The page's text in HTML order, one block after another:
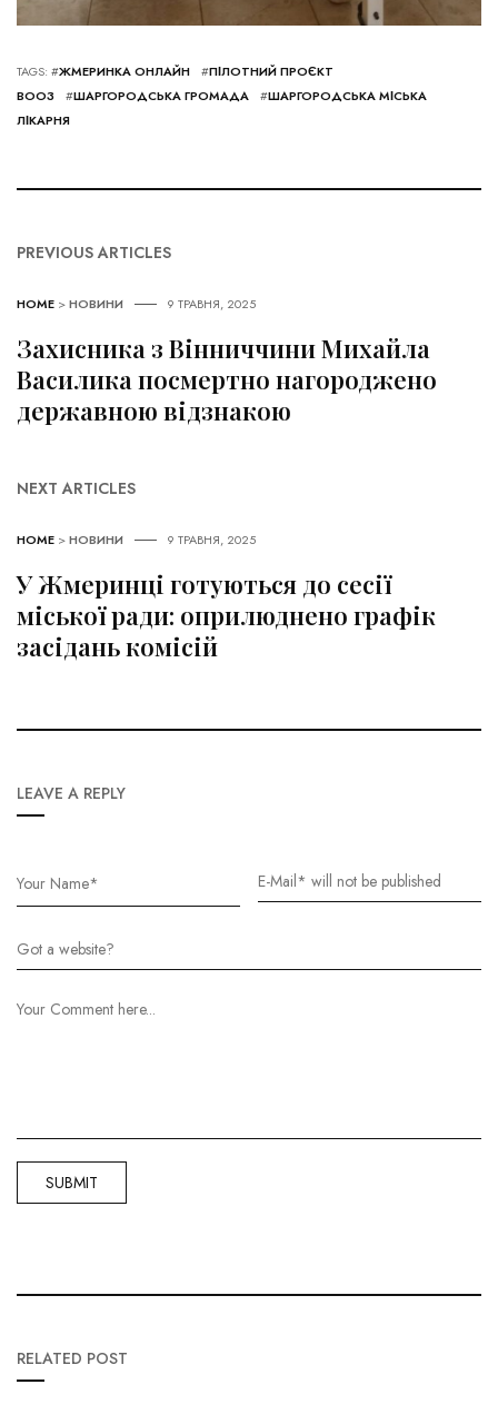
TAGS: #ЖМЕРИНКА ОНЛАЙН #ПІЛОТНИЙ ПРОЄКТ
ВООЗ
#ШАРГОРОДСЬКА ГРОМАДА #ШАРГОРОДСЬКА МІСЬКА
ЛІКАРНЯ
PREVIOUS ARTICLES
HOME >НОВИНИ 9 ТРАВНЯ, 2025
Захисника з Вінниччини Михайла
Василика посмертно нагороджено
державною відзнакою
NEXT ARTICLES
HOME >НОВИНИ 9 ТРАВНЯ, 2025
У Жмеринці готуються до сесії
міської ради: оприлюднено графік
засідань комісій
LEAVE A REPLY
RELATED POST